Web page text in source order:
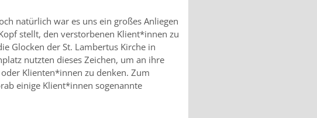
natürlich war es uns ein großes Anliegen
stellt, den verstorbenen Klient*innen zu
Glocken der St. Lambertus Kirche in
nutzten dieses Zeichen, um an ihre
Klienten*innen zu denken. Zum
einige Klient*innen sogenannte